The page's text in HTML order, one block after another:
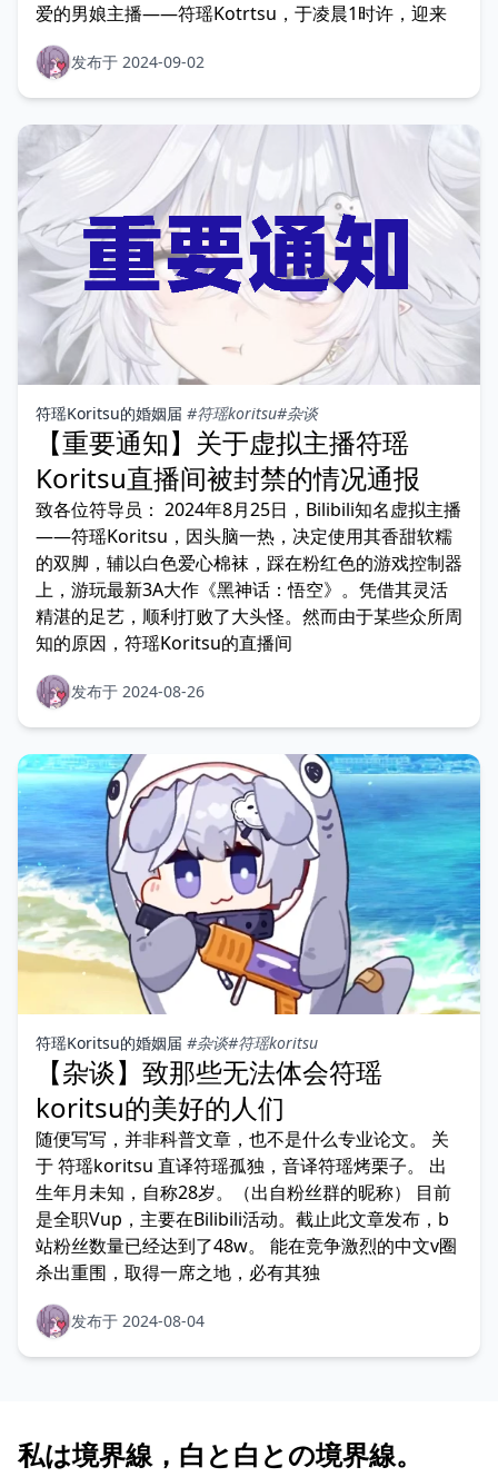
爱的男娘主播——符瑶Kotrtsu，于凌晨1时许，迎来
发布于 2024-09-02
符瑶Koritsu的婚姻届 #符瑶koritsu#杂谈
【重要通知】关于虚拟主播符瑶
Koritsu直播间被封禁的情况通报
致各位符导员： 2024年8月25日，Bilibili知名虚拟主播
——符瑶Koritsu，因头脑一热，决定使用其香甜软糯
的双脚，辅以白色爱心棉袜，踩在粉红色的游戏控制器
上，游玩最新3A大作《黑神话：悟空》。凭借其灵活
精湛的足艺，顺利打败了大头怪。然而由于某些众所周
知的原因，符瑶Koritsu的直播间
发布于 2024-08-26
符瑶Koritsu的婚姻届 #杂谈#符瑶koritsu
【杂谈】致那些无法体会符瑶
koritsu的美好的人们
随便写写，并非科普文章，也不是什么专业论文。 关
于 符瑶koritsu 直译符瑶孤独，音译符瑶烤栗子。 出
生年月未知，自称28岁。（出自粉丝群的昵称） 目前
是全职Vup，主要在Bilibili活动。截止此文章发布，b
站粉丝数量已经达到了48w。 能在竞争激烈的中文v圈
杀出重围，取得一席之地，必有其独
发布于 2024-08-04
私は境界線，白と白との境界線。